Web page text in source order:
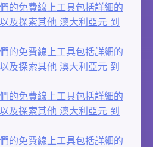
的免費線上工具包括詳細的
及探索其他 澳大利亞元 到
的免費線上工具包括詳細的
及探索其他 澳大利亞元 到
的免費線上工具包括詳細的
及探索其他 澳大利亞元 到
的免費線上工具包括詳細的